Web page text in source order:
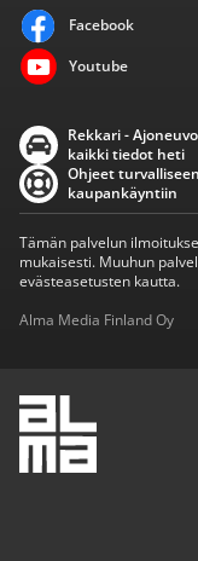
Facebook
Youtube
Rekkari -
kaikki tiedot heti
Ohjeet turvalliseen
kaupankäyntiin
Tämän palvelun
mukaisesti. Muuhun
evästeasetusten kautta.
Alma Media Finland Oy